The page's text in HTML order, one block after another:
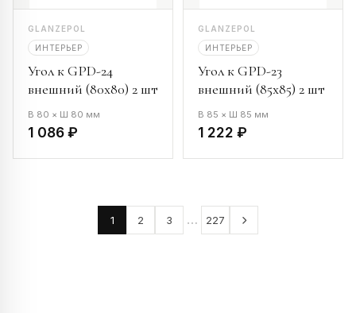
GLANZEPOL
ИНТЕРЬЕР
Угол к GPD-24
внешний (80х80) 2 шт
В 80 × Ш 80 мм
1 086 ₽
GLANZEPOL
ИНТЕРЬЕР
Угол к GPD-23
внешний (85х85) 2 шт
В 85 × Ш 85 мм
1 222 ₽
1 2 3 … 227